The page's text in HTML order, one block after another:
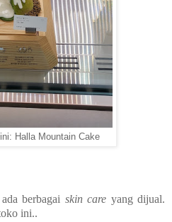
Halla Mountain Cake
berbagai skin care yang dijual.
ini..